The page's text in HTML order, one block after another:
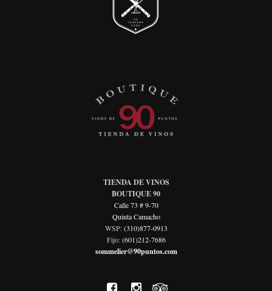
TIENDA DE VINOS
BOUTIQUE 90
Calle 73 # 9-70
Quinta Camacho
WSP:(310)877-0913
Fijo:(601)212-7686
sommelier@90puntos.com